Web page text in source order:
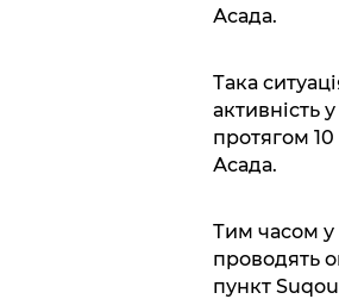
Асада.
Така
активність
протягом
Асада.
Тим часом у
проводять
пункт